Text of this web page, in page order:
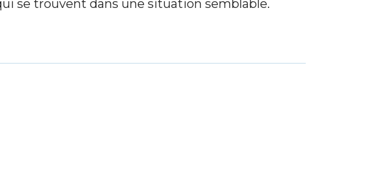
se trouvent dans une situation semblable.